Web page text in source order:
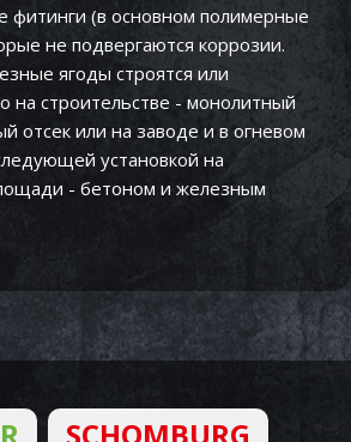
фитинги (в основном полимерные
не подвергаются коррозии.
ягоды строятся или
на строительстве - монолитный
отсек или на заводе и в огневом
установкой на
- бетоном и железным